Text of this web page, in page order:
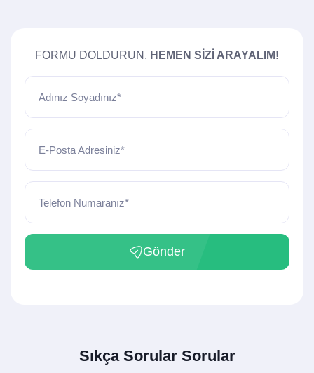
FORMU DOLDURUN, HEMEN SIZI ARAYALIM!
Adınız Soyadınız*
E-Posta Adresiniz*
Telefon Numaranız*
Gönder
Sıkça Sorular Sorular